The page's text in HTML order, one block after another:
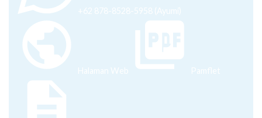
+62 878-8528-5958 (Ayumi)
Halaman Web Pamflet